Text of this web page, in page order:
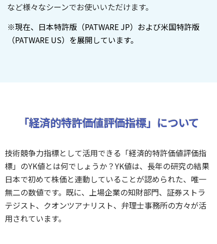
など様々なシーンでお使いいただけます。
※現在、日本特許版（PATWARE JP）および米国特許版
（PATWARE US）を展開しています。
「経済的特許価値評価指標」について
技術競争力指標として活用できる「経済的特許価値評価指
標」のYK値とは何でしょうか？YK値は、 長年の研究の結果
日本で初めて株価と連動していることが認められた、唯一
無二の数値です。 既に、上場企業の知財部門、証券ストラ
テジスト、クオンツアナリスト、弁理士事務所の方々が活
用されています。